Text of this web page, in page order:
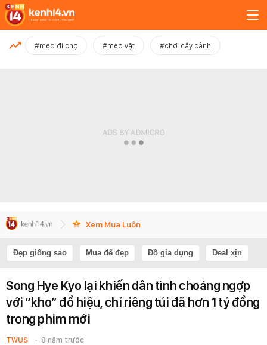
MỚI NHẤT
#mẹo đi chợ #mẹo vặt #chơi cây cảnh
Xem Mua Luôn
Đẹp giống sao Mua để đẹp Đồ gia dụng Deal xịn
Song Hye Kyo lại khiến dân tình choáng ngợp
với “kho” đồ hiệu, chỉ riêng túi đã hơn 1 tỷ đồng
trong phim mới
TWUS 8 năm trước